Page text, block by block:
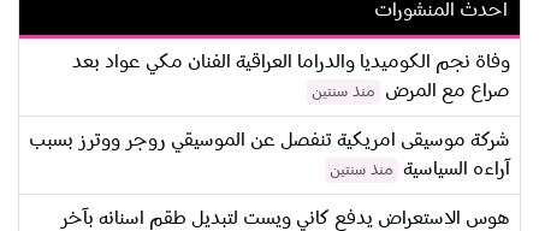
احدث المنشورات
وفاة نجم الكوميديا والدراما العراقية الفنان مكي عواد بعد
صراع مع المرض
منذ سنتين
شركة موسيقى امريكية تنفصل عن الموسيقي روجر ووترز بسبب
آراءه السياسية
منذ سنتين
هوس الاستعراض يدفع كاني ويست لتبديل طقم اسنانه بآخر